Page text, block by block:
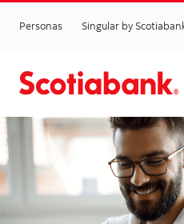
Personas Singular by